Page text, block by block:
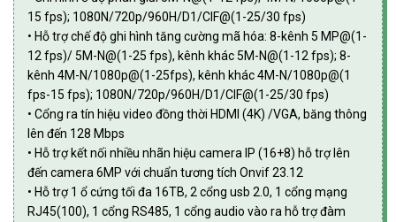
15 fps); 1080N/720p/960H/D1/CIF@(1-25/30 fps)
• Hỗ trợ chế độ ghi hình tăng cường mã hóa: 8-kênh 5 MP@(1-
12 fps)/ 5M-N@(1-25 fps), kênh khác 5M-N@(1-12 fps); 8-
kênh 4M-N/1080p@(1-25fps), kênh khác 4M-N/1080p@(1
fps-15 fps); 1080N/720p/960H/D1/CIF@(1-25/30 fps)
• Cổng ra tín hiệu video đồng thời HDMI (4K) /VGA, băng thông
lên đến 128 Mbps
• Hỗ trợ kết nối nhiều nhãn hiệu camera IP (16+8) hỗ trợ lên
đến camera 6MP với chuẩn tương tích Onvif 23.12
• Hỗ trợ 1 ổ cứng tối đa 16TB, 2 cổng usb 2.0, 1 cổng mạng
RJ45(100), 1 cổng RS485, 1 cổng audio vào ra hỗ trợ đàm